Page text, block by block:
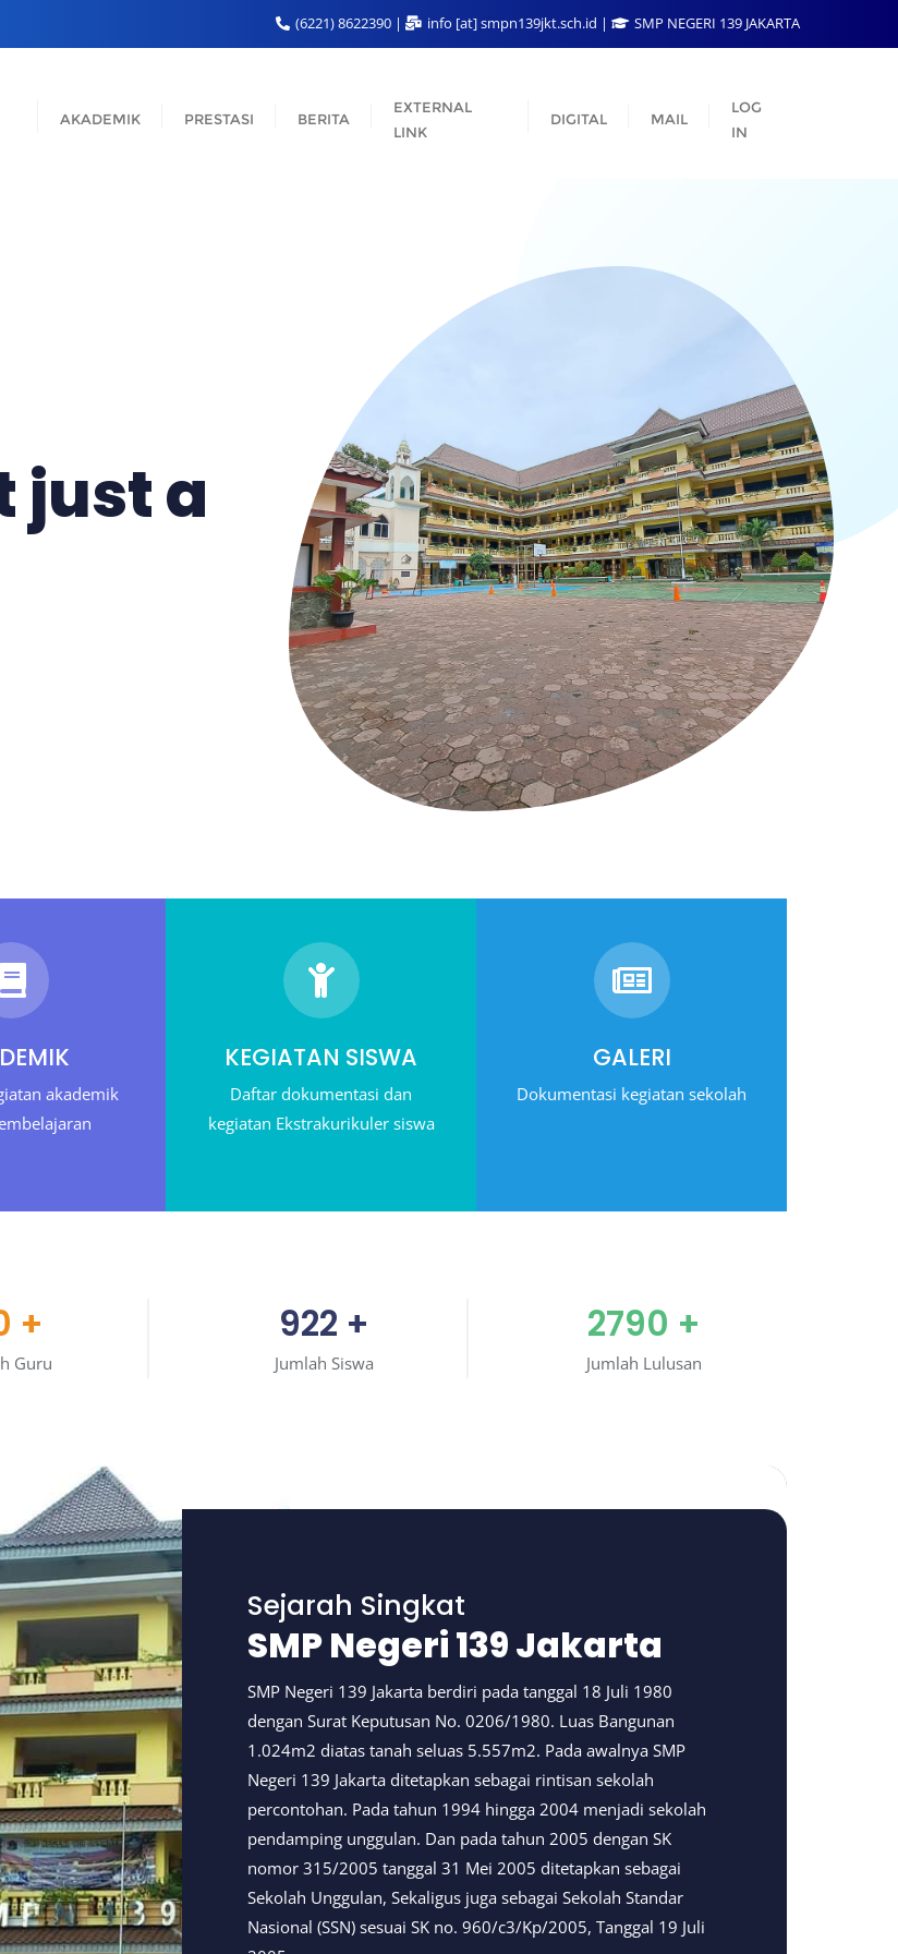
(6221) 8622390 info [at] smpn139jkt.sch.id SMP NEGERI 139 JAKARTA
AKADEMIK PRESTASI BERITA
EXTERNAL
LINK
DIGITAL MAIL
LOG
IN
just a
akademik
KEGIATAN SISWA
Daftar dokumentasi dan
kegiatan Ekstrakurikuler siswa
GALERI
Dokumentasi kegiatan sekolah
+
Guru
922 +
Jumlah Siswa
2790 +
Jumlah Lulusan
Sejarah Singkat
SMP Negeri 139 Jakarta
SMP Negeri 139 Jakarta berdiri pada tanggal 18 Juli 1980
dengan Surat Keputusan No. 0206/1980. Luas Bangunan
1.024m2 diatas tanah seluas 5.557m2. Pada awalnya SMP
Negeri 139 Jakarta ditetapkan sebagai rintisan sekolah
percontohan. Pada tahun 1994 hingga 2004 menjadi sekolah
pendamping unggulan. Dan pada tahun 2005 dengan SK
nomor 315/2005 tanggal 31 Mei 2005 ditetapkan sebagai
Sekolah Unggulan, Sekaligus juga sebagai Sekolah Standar
Nasional (SSN) sesuai SK no. 960/c3/Kp/2005, Tanggal 19 Juli